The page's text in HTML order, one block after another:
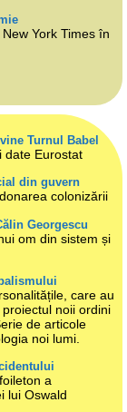
York Times în
Turnul Babel
date Eurostat
din guvern
colonizării
Georgescu
om din sistem și
care au
noii ordini
de articole
noi lumi.
a
lui Oswald